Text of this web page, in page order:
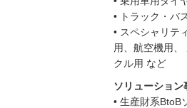
• トラック・バ
• スペシャリテ
用、航空機用
クル用 など
ソリューション
• 生産財系BtoB